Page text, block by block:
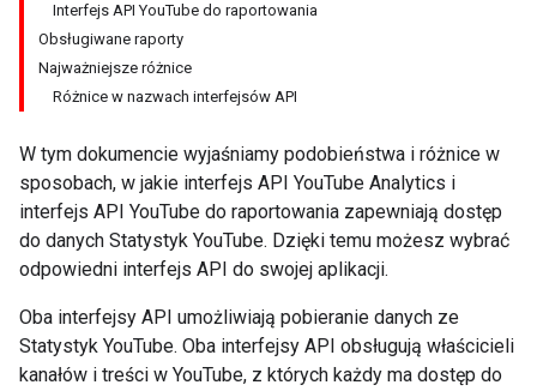
Interfejs API YouTube do raportowania
Obsługiwane raporty
Najważniejsze różnice
Różnice w nazwach interfejsów API
W tym dokumencie wyjaśniamy podobieństwa i różnice w
sposobach, w jakie interfejs API YouTube Analytics i
interfejs API YouTube do raportowania zapewniają dostęp
do danych Statystyk YouTube. Dzięki temu możesz wybrać
odpowiedni interfejs API do swojej aplikacji.
Oba interfejsy API umożliwiają pobieranie danych ze
Statystyk YouTube. Oba interfejsy API obsługują właścicieli
kanałów i treści w YouTube, z których każdy ma dostęp do